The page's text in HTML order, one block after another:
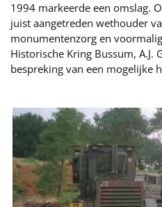
1994 markeerde een omslag.
juist aangetreden wethouder
monumentenzorg en
Historische Kring Bussum, A.J.
bespreking van een mogelijke